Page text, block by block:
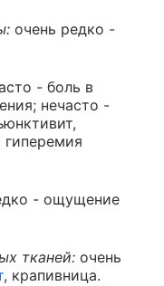
очень редко -
- боль в
нечасто -
- ощущение
тканей: очень
, крапивница.